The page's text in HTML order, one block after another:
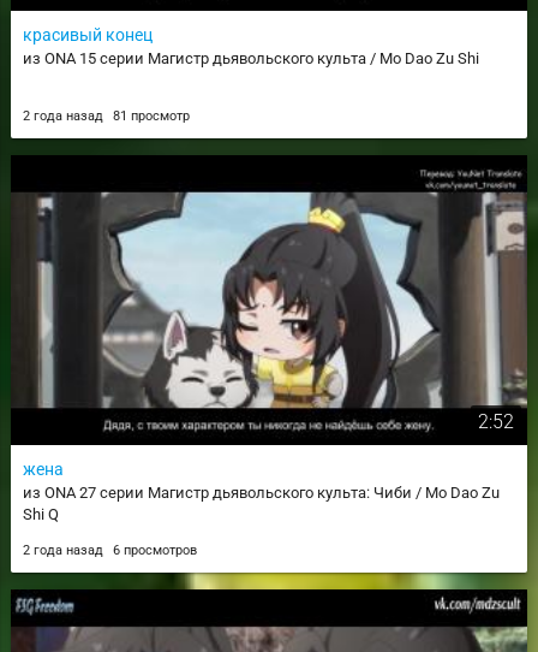
красивый конец
из ONA 15 серии Магистр дьявольского культа / Mo Dao Zu Shi
2 года назад 81 просмотр
2:52
жена
из ONA 27 серии Магистр дьявольского культа: Чиби / Mo Dao Zu
Shi Q
2 года назад 6 просмотров